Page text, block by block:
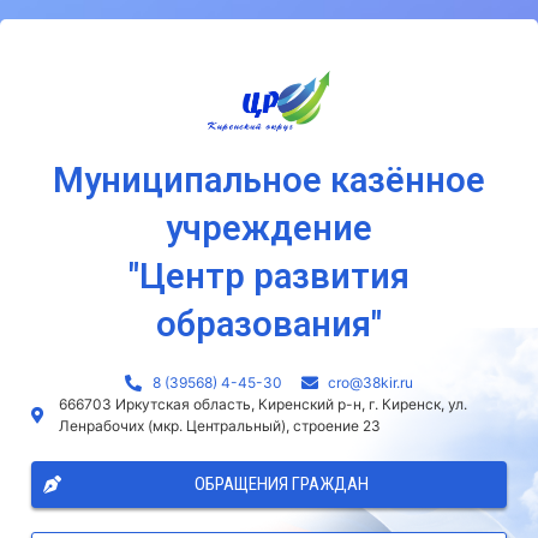
Муниципальное казённое
учреждение
"Центр развития
образования"
8 (39568) 4-45-30
сro@38kir.ru
666703 Иркутская область, Киренский р-н, г. Киренск, ул.
Ленрабочих (мкр. Центральный), строение 23
ОБРАЩЕНИЯ ГРАЖДАН